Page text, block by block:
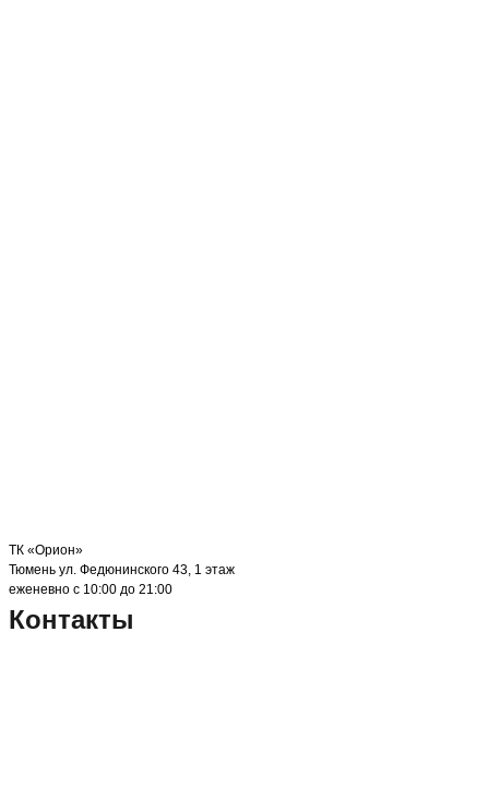
ТК «Орион»
Тюмень ул. Федюнинского 43, 1 этаж
еженевно с 10:00 до 21:00
Контакты